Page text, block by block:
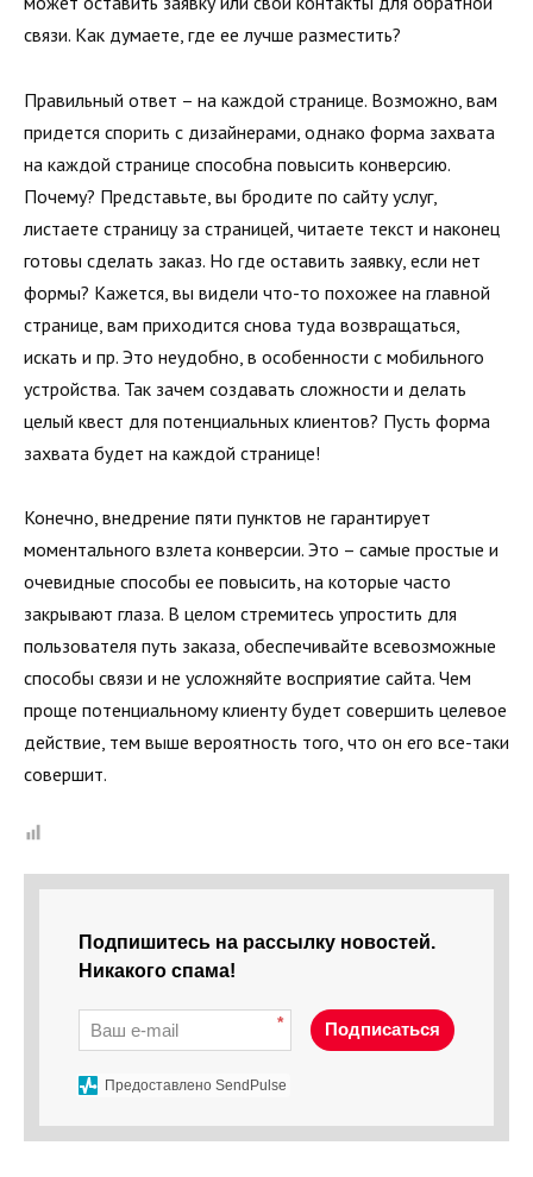
связи. Как думаете, где ее лучше разместить?
Правильный ответ – на каждой странице. Возможно, вам
придется спорить с дизайнерами, однако форма захвата
на каждой странице способна повысить конверсию.
Почему? Представьте, вы бродите по сайту услуг,
листаете страницу за страницей, читаете текст и наконец
готовы сделать заказ. Но где оставить заявку, если нет
формы? Кажется, вы видели что-то похожее на главной
странице, вам приходится снова туда возвращаться,
искать и пр. Это неудобно, в особенности с мобильного
устройства. Так зачем создавать сложности и делать
целый квест для потенциальных клиентов? Пусть форма
захвата будет на каждой странице!
Конечно, внедрение пяти пунктов не гарантирует
моментального взлета конверсии. Это – самые простые и
очевидные способы ее повысить, на которые часто
закрывают глаза. В целом стремитесь упростить для
пользователя путь заказа, обеспечивайте всевозможные
способы связи и не усложняйте восприятие сайта. Чем
проще потенциальному клиенту будет совершить целевое
действие, тем выше вероятность того, что он его все-таки
совершит.
Подпишитесь на рассылку новостей.
Никакого спама!
* Подписаться
Предоставлено SendPulse